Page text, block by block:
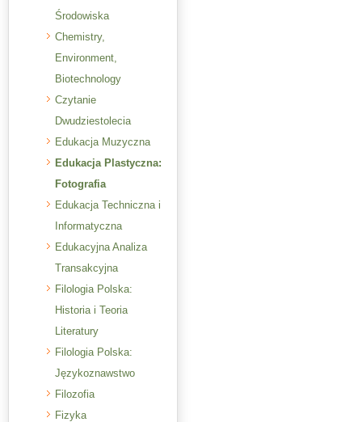
Środowiska
Chemistry,
Environment,
Biotechnology
Czytanie
Dwudziestolecia
Edukacja Muzyczna
Edukacja Plastyczna:
Fotografia
Edukacja Techniczna i
Informatyczna
Edukacyjna Analiza
Transakcyjna
Filologia Polska:
Historia i Teoria
Literatury
Filologia Polska:
Językoznawstwo
Filozofia
Fizyka